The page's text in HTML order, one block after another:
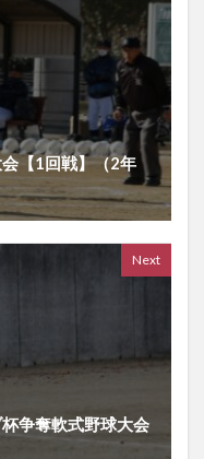
【1回戦】（2年
Next
争奪軟式野球大会